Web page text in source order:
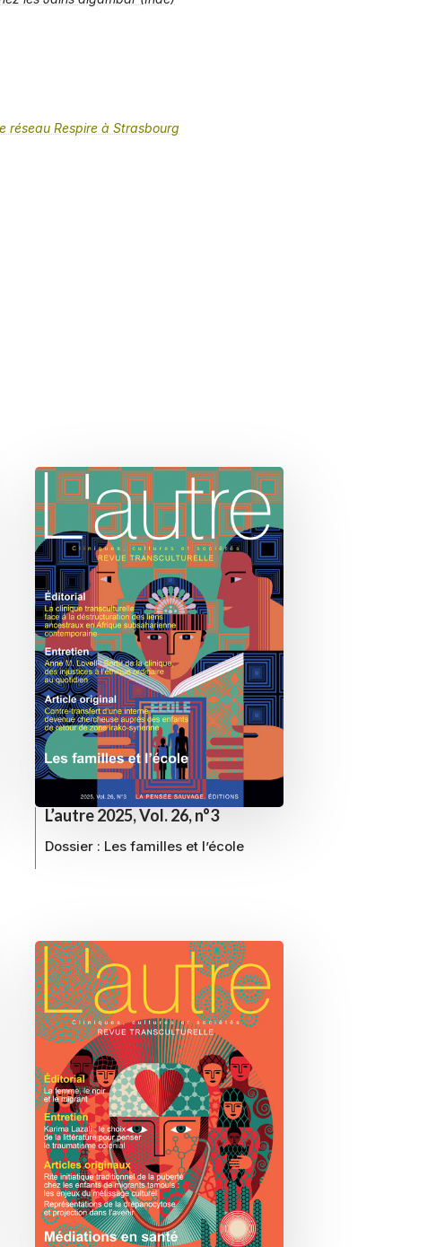
réseau Respire à Strasbourg
L’autre 2025, Vol. 26, n°3
Dossier : Les familles et l’école